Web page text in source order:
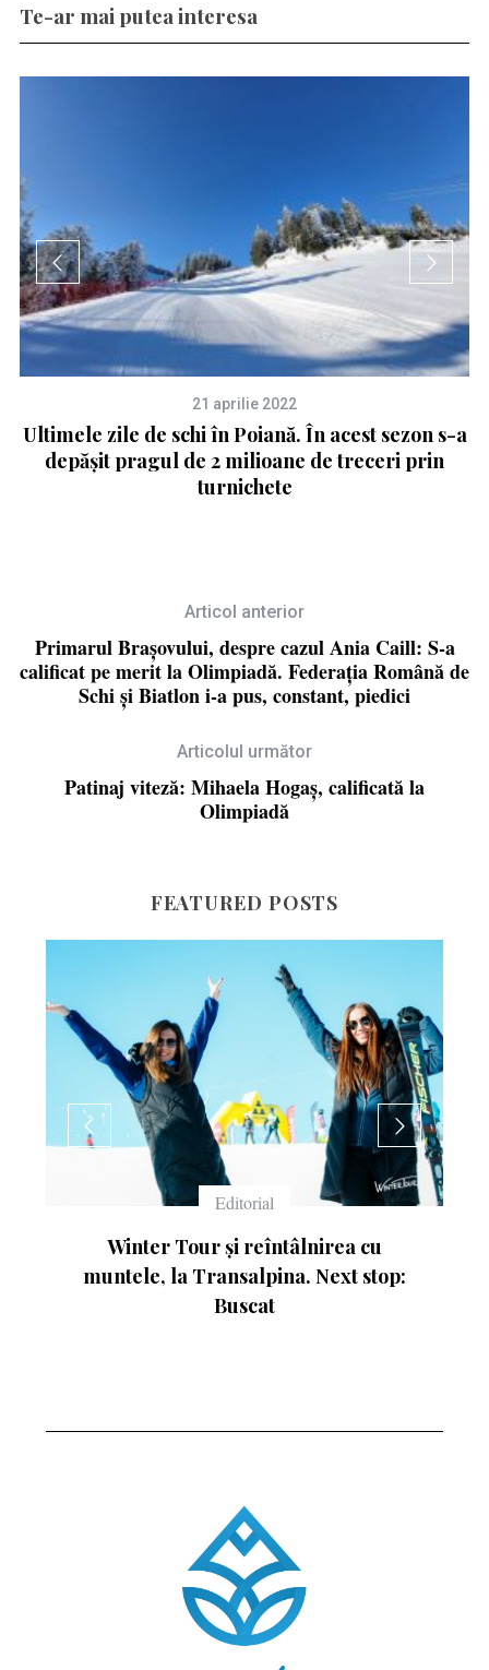
Te-ar mai putea interesa
21 aprilie 2022
Ultimele zile de schi în Poiană. În acest sezon s-a
depășit pragul de 2 milioane de treceri prin
turnichete
Articol anterior
Primarul Brașovului, despre cazul Ania Caill: S-a
calificat pe merit la Olimpiadă. Federația Română de
Schi și Biatlon i-a pus, constant, piedici
Articolul următor
Patinaj viteză: Mihaela Hogaș, calificată la
Olimpiadă
FEATURED POSTS
stop:
Echipament
Ce înseamnă numerele de pe